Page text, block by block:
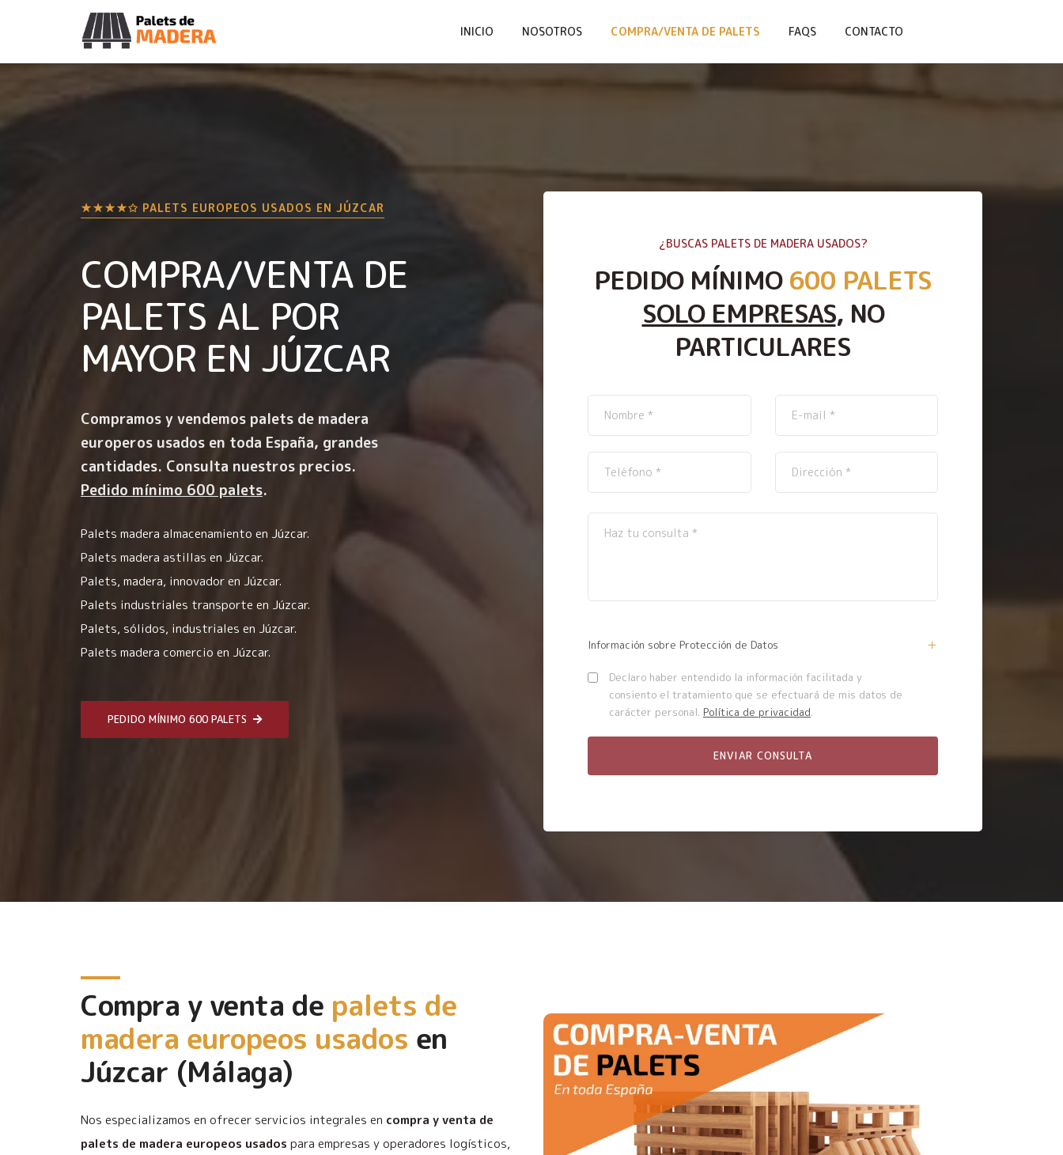
INICIO NOSOTROS COMPRA/VENTA DE PALETS FAQS CONTACTO
★★★★✩ PALETS EUROPEOS USADOS EN JÚZCAR
COMPRA/VENTA DE
PALETS AL POR
MAYOR EN JÚZCAR
Compramos y vendemos palets de madera
europeros usados en toda España, grandes
cantidades. Consulta nuestros precios.
Pedido mínimo 600 palets.
Palets madera almacenamiento en Júzcar.
Palets madera astillas en Júzcar.
Palets, madera, innovador en Júzcar.
Palets industriales transporte en Júzcar.
Palets, sólidos, industriales en Júzcar.
Palets madera comercio en Júzcar.
PEDIDO MÍNIMO 600 PALETS
¿BUSCAS PALETS DE MADERA USADOS?
PEDIDO MÍNIMO 600 PALETS
SOLO EMPRESAS, NO
PARTICULARES
Información sobre Protección de Datos
Declaro haber entendido la información facilitada y
consiento el tratamiento que se efectuará de mis datos de
carácter personal. Política de privacidad.
Compra y venta de palets de
madera europeos usados en
Júzcar (Málaga)
Nos especializamos en ofrecer servicios integrales en compra y venta de
palets de madera europeos usados para empresas y operadores logísticos,